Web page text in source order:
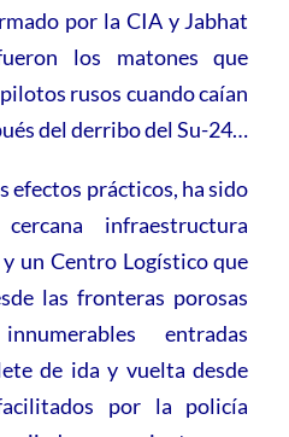
por la CIA y Jabhat
los matones que
rusos cuando caían
del derribo del Su-24…
efectos prácticos, ha sido
infraestructura
un Centro Logístico que
las fronteras porosas
entradas
de ida y vuelta desde
por la policía